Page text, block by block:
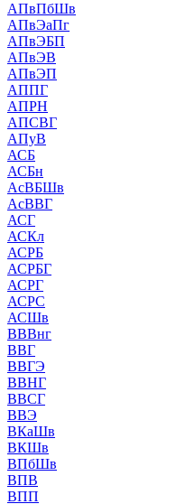
АПвПбШв
АПвЭаПг
АПвЭБП
АПвЭВ
АПвЭП
АППГ
АПРН
АПСВГ
АПуВ
АСБ
АСБн
АсВБШв
АсВВГ
АСГ
АСКл
АСРБ
АСРБГ
АСРГ
АСРС
АСШв
ВВВнг
ВВГ
ВВГЭ
ВВНГ
ВВСГ
ВВЭ
ВКаШв
ВКШв
ВПбШв
ВПВ
ВПП